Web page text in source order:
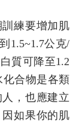
練要增加肌
1.5~1.7公克/
質可降至1.2
合物是各類
，也應建立
如果你的肌